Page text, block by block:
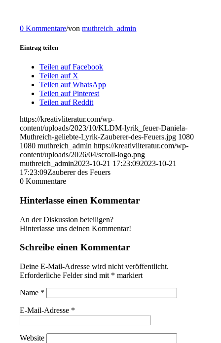
0 Kommentare/vonmuthreich_admin
Eintrag teilen
Teilen auf Facebook
Teilen auf X
Teilen auf WhatsApp
Teilen auf Pinterest
Teilen auf Reddit
https://kreativliteratur.com/wp-
content/uploads/2023/10/KLDM-lyrik_feuer-Daniela-
Muthreich-geliebte-Lyrik-Zauberer-des-Feuers.jpg 1080
1080 muthreich_admin https://kreativliteratur.com/wp-
content/uploads/2026/04/scroll-logo.png
muthreich_admin2023-10-21 17:23:092023-10-21
17:23:09Zauberer des Feuers
0 Kommentare
Hinterlasse einen Kommentar
An der Diskussion beteiligen?
Hinterlasse uns deinen Kommentar!
Schreibe einen Kommentar
Deine E-Mail-Adresse wird nicht veröffentlicht.
Erforderliche Felder sind mit * markiert
Name *
E-Mail-Adresse *
Website